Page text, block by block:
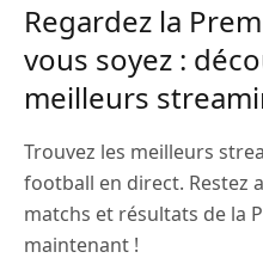
Regardez la
vous soyez :
meilleurs
Trouvez les meilleurs
football en direct. Restez
matchs et résultats de la
maintenant !